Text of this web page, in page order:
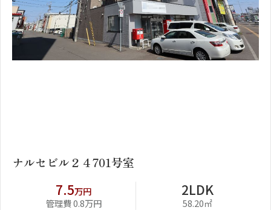
ナルセビル２４701号室
7.5万円
管理費 0.8万円
2LDK
58.20㎡